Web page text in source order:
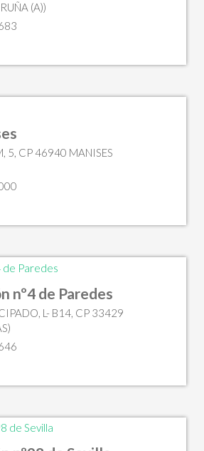
(A))
5, CP 46940 MANISES
nº4 de Paredes
L- B14, CP 33429